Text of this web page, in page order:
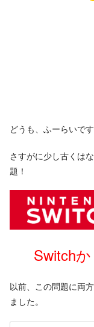
どうも、ふーらいです
さすがに少し古くは
題！
Switch
以前、この問題に両
ました。